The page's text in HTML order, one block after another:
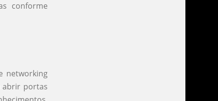
conforme
networking
abrir portas